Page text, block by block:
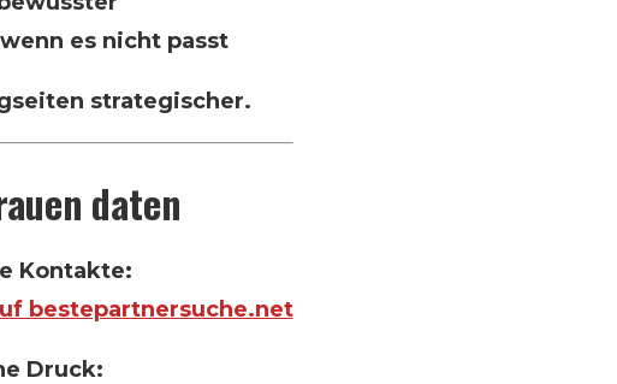
es nicht passt
strategischer.
daten
Kontakte:
bestepartnersuche.net
Druck: